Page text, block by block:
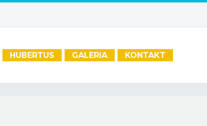
HUBERTUS GALERIA KONTAKT